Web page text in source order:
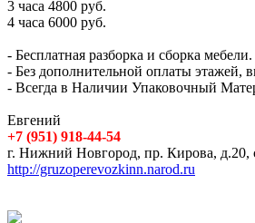
3 часа 4800 руб.
4 часа 6000 руб.
- Бесплатная разборка и сборка мебели.
- Без дополнительной оплаты этажей,
- Всегда в Наличии Упаковочный
Евгений
+7 (951) 918-44-54
г. Нижний Новгород, пр. Кирова, д.20,
http://gruzoperevozkinn.narod.ru